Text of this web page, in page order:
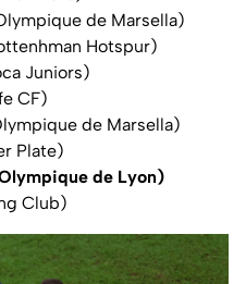
de Marsella)
Hotspur)
Juniors)
CF)
de Marsella)
Plate)
de Lyon)
Club)